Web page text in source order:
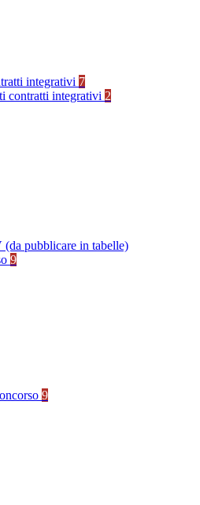
integrativi 7
contratti integrativi 2
(da pubblicare in tabelle)
9
9